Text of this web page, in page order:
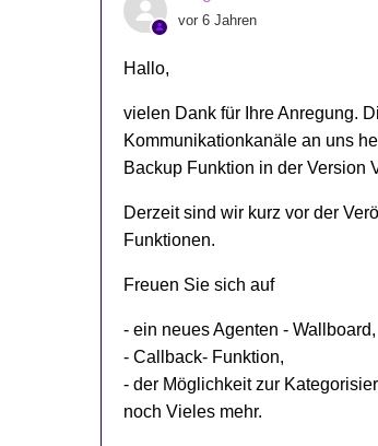
vor 6 Jahren
Hallo,
vielen Dank für Ihre Anregung.
Kommunikationkanäle an uns
Backup Funktion in der Version
Derzeit sind wir kurz vor der
Funktionen.
Freuen Sie sich auf
- ein neues Agenten - Wallboard,
- Callback- Funktion,
- der Möglichkeit zur
noch Vieles mehr.